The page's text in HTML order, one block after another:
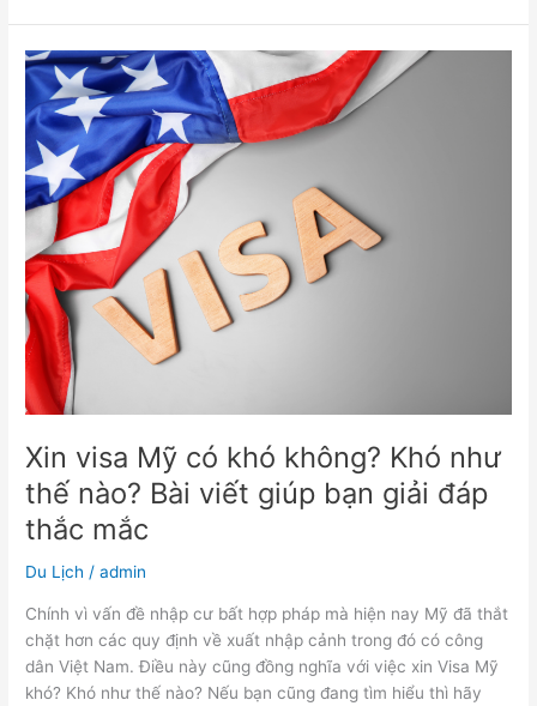
Xin visa Mỹ có khó không? Khó như
thế nào? Bài viết giúp bạn giải đáp
thắc mắc
Du Lịch /admin
Chính vì vấn đề nhập cư bất hợp pháp mà hiện nay Mỹ đã thắt
chặt hơn các quy định về xuất nhập cảnh trong đó có công
dân Việt Nam. Điều này cũng đồng nghĩa với việc xin Visa Mỹ
khó? Khó như thế nào? Nếu bạn cũng đang tìm hiểu thì hãy
Xin
visa
Mỹ
có
khó
không?
Khó
như
thế
nào?
Bài
viết
giúp
bạn
đáp
thắc
mắc